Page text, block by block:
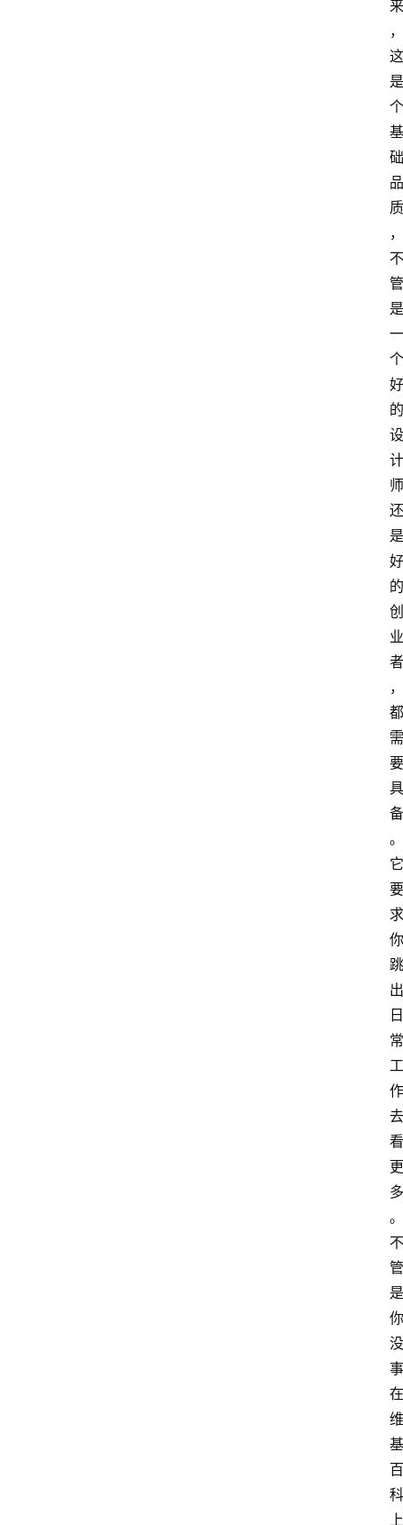
来
，
这
是
个
基
础
品
质
，
不
管
是
一
个
好
的
设
计
师
还
是
好
的
创
业
者
，
都
需
要
具
备
。
它
要
求
你
跳
出
日
常
工
作
去
看
更
多
。
不
管
是
你
没
事
在
维
基
百
科
上